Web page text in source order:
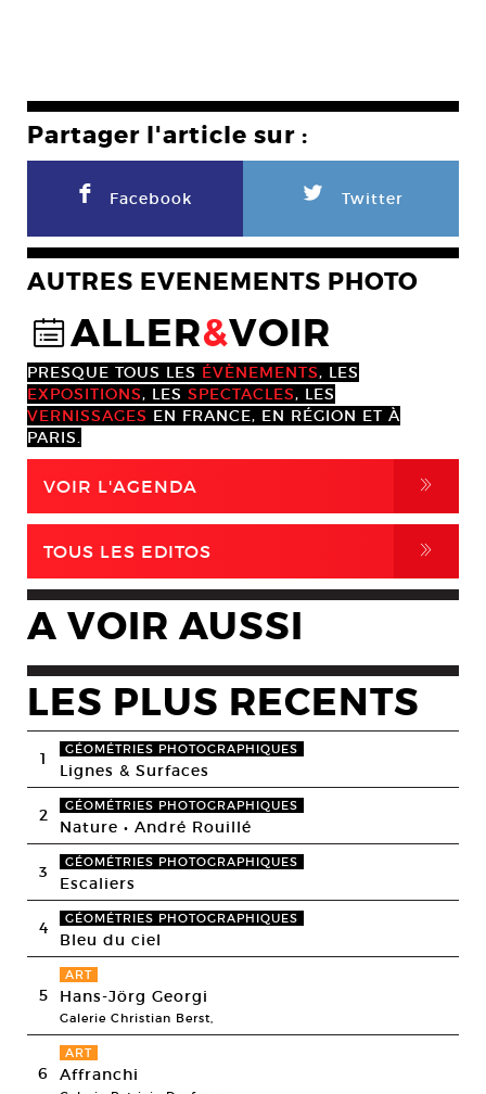
Partager l'article sur :
F Facebook L Twitter
AUTRES EVENEMENTS PHOTO
@ALLER&VOIR
PRESQUE TOUS LES ÉVÈNEMENTS, LES
EXPOSITIONS, LES SPECTACLES, LES
VERNISSAGES EN FRANCE, EN RÉGION ET À
PARIS.
VOIR L'AGENDA ,
TOUS LES EDITOS ,
A VOIR AUSSI
LES PLUS RECENTS
1 GÉOMÉTRIES PHOTOGRAPHIQUES
Lignes & Surfaces
2 GÉOMÉTRIES PHOTOGRAPHIQUES
Nature • André Rouillé
3 GÉOMÉTRIES PHOTOGRAPHIQUES
Escaliers
4 GÉOMÉTRIES PHOTOGRAPHIQUES
Bleu du ciel
5
ART
Hans-Jörg Georgi
Galerie Christian Berst,
6
ART
Affranchi